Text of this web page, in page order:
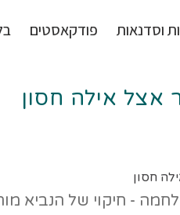
וסדנאות פודקאסטים
אצל אילה חסון
חסון